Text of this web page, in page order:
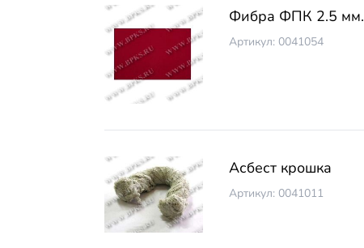
Фибра ФПК 2.5 мм.
Артикул: 0041054
Асбест крошка
Артикул: 0041011